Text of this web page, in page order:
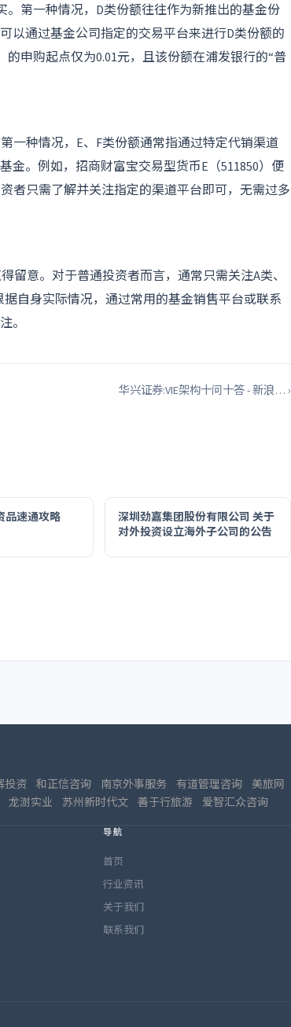
。第一种情况，D类份额往往作为新推出的基金份
以通过基金公司指定的交易平台来进行D类份额的
申购起点仅为0.01元，且该份额在浦发银行的“普
一种情况，E、F类份额通常指通过特定代销渠道
金。例如，招商财富宝交易型货币E（511850）便
者只需了解并关注指定的渠道平台即可，无需过多
留意。对于普通投资者而言，通常只需关注A类、
自身实际情况，通过常用的基金销售平台或联系
。
华兴证券:VIE架构十问十答 - 新浪… ›
品速通攻略
深圳劲嘉集团股份有限公司 关于
对外投资设立海外子公司的公告
投资 和正信咨询 南京外事服务 有道管理咨询 美旅网
龙澍实业 苏州新时代文 善于行旅游 爱智汇众咨询
导航
首页
行业资讯
关于我们
联系我们